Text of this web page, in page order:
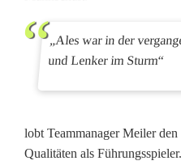
i
„Ales war in der
und Lenker im Sturm“
lobt Teammanager Meiler
Qualitäten als